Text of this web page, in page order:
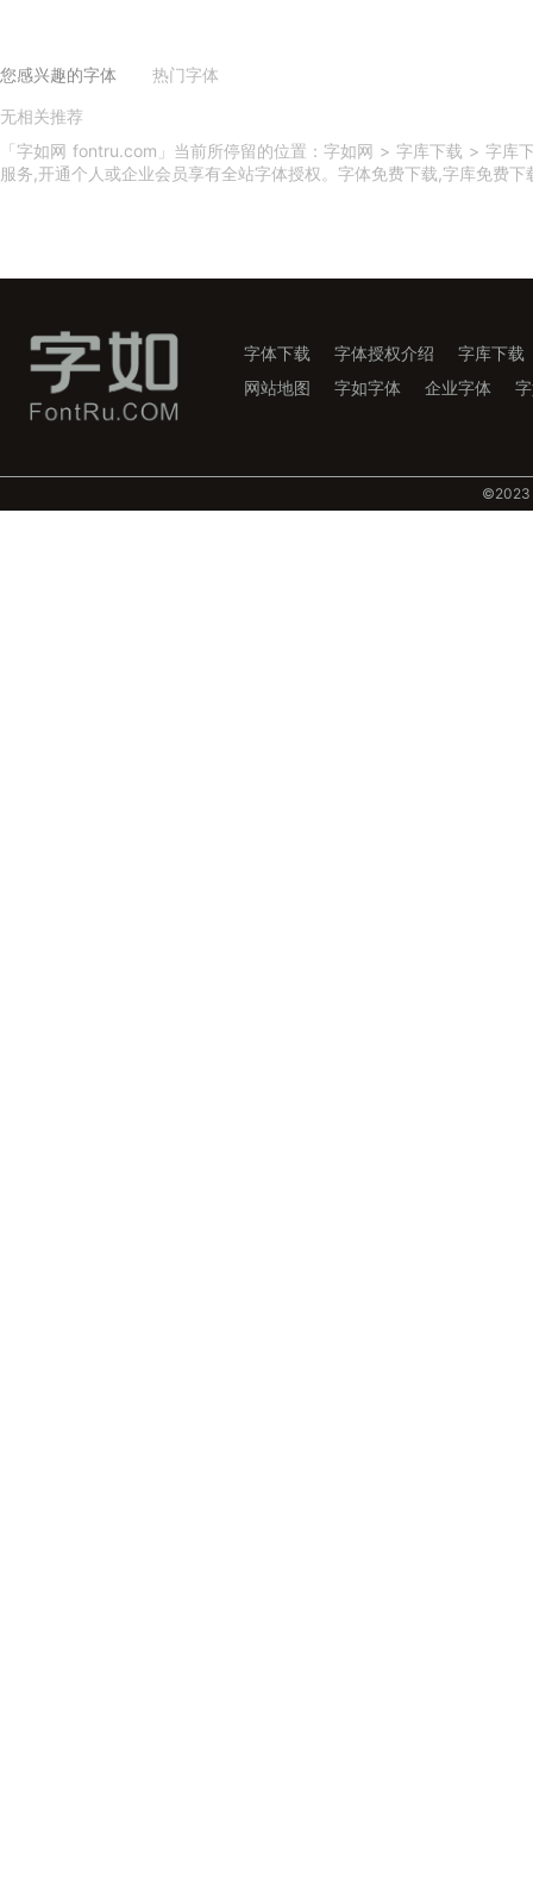
您感兴趣的字体 热门字体
无相关推荐
「字如网 fontru.com」当前所停留的位置：字如网 > 字库下载 > 字
服务,开通个人或企业会员享有全站字体授权。字体免费下载,字库免费
义启庆国体
小美好体
义启动漫体 印品灵秀体 换一换
字体下载 字体授权介绍
字库下载
网站地图
字如字体 企业字体
©️2023